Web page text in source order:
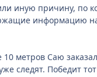
иную причину, по
информацию
10 метров Саю
следят. Победит